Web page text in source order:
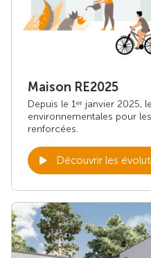
Maison RE2025
Depuis le 1er janvier 2025,
environnementales pour
renforcées.
Découvrir les